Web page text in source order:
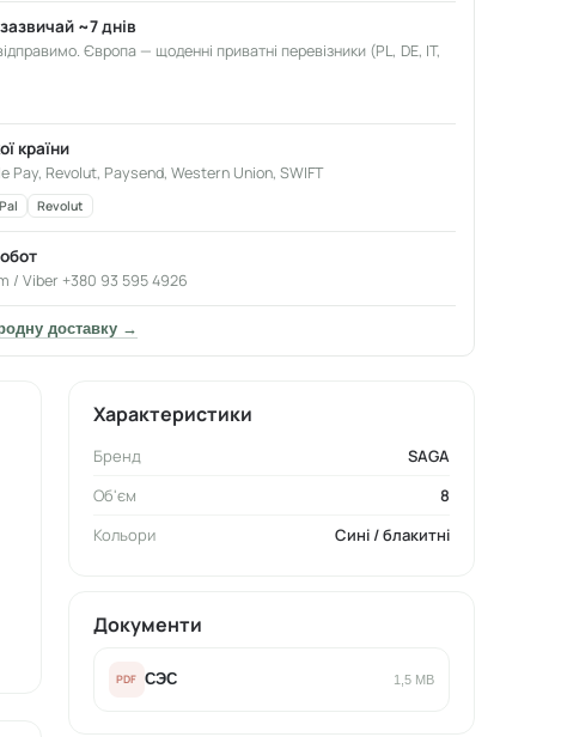
~7 днів
Європа — щоденні приватні перевізники (PL, DE, IT,
країни
Pay, Revolut, Paysend, Western Union, SWIFT
Revolut
/ Viber +380 93 595 4926
доставку →
Характеристики
Бренд
SAGA
Об'єм
8
Кольори
Сині / блакитні
Документи
PDF СЭС 1,5 MB